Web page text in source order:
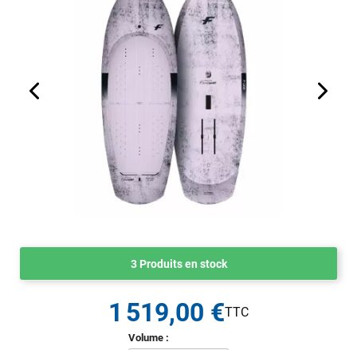
3 Produits en stock
Volume :
1 519,00 €